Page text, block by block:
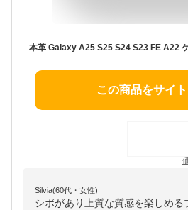
この商品をサイ
Silvia(60代・女性)
シボがあり上質な質感を楽しめ